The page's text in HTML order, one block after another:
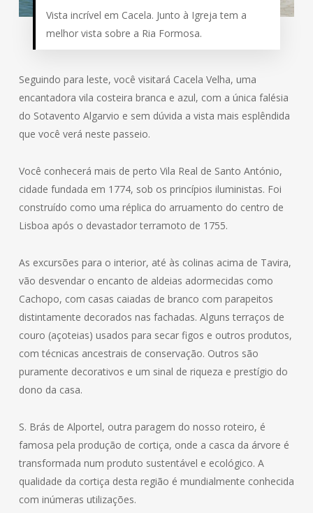
Vista incrível em Cacela. Junto à Igreja tem a
melhor vista sobre a Ria Formosa.
Seguindo para leste, você visitará Cacela Velha, uma
encantadora vila costeira branca e azul, com a única falésia
do Sotavento Algarvio e sem dúvida a vista mais esplêndida
que você verá neste passeio.
Você conhecerá mais de perto Vila Real de Santo António,
cidade fundada em 1774, sob os princípios iluministas. Foi
construído como uma réplica do arruamento do centro de
Lisboa após o devastador terramoto de 1755.
As excursões para o interior, até às colinas acima de Tavira,
vão desvendar o encanto de aldeias adormecidas como
Cachopo, com casas caiadas de branco com parapeitos
distintamente decorados nas fachadas. Alguns terraços de
couro (açoteias) usados para secar figos e outros produtos,
com técnicas ancestrais de conservação. Outros são
puramente decorativos e um sinal de riqueza e prestígio do
dono da casa.
S. Brás de Alportel, outra paragem do nosso roteiro, é
famosa pela produção de cortiça, onde a casca da árvore é
transformada num produto sustentável e ecológico. A
qualidade da cortiça desta região é mundialmente conhecida
com inúmeras utilizações.